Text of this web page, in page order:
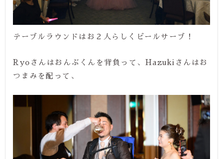
テーブルラウンドはお２人らしくビールサーブ！
Ryoさんはおんぶくんを背負って、Hazukiさんはお
つまみを配って、